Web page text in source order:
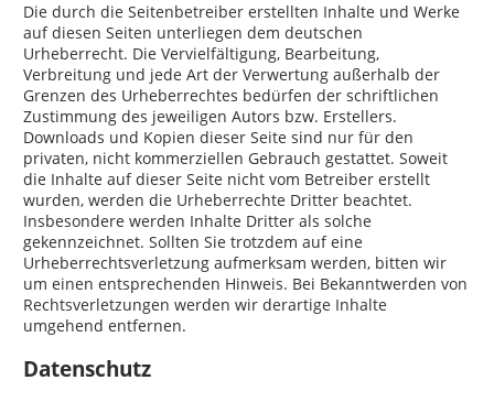
Die durch die Seitenbetreiber erstellten Inhalte und Werke
auf diesen Seiten unterliegen dem deutschen
Urheberrecht. Die Vervielfältigung, Bearbeitung,
Verbreitung und jede Art der Verwertung außerhalb der
Grenzen des Urheberrechtes bedürfen der schriftlichen
Zustimmung des jeweiligen Autors bzw. Erstellers.
Downloads und Kopien dieser Seite sind nur für den
privaten, nicht kommerziellen Gebrauch gestattet. Soweit
die Inhalte auf dieser Seite nicht vom Betreiber erstellt
wurden, werden die Urheberrechte Dritter beachtet.
Insbesondere werden Inhalte Dritter als solche
gekennzeichnet. Sollten Sie trotzdem auf eine
Urheberrechtsverletzung aufmerksam werden, bitten wir
um einen entsprechenden Hinweis. Bei Bekanntwerden von
Rechtsverletzungen werden wir derartige Inhalte
umgehend entfernen.
Datenschutz